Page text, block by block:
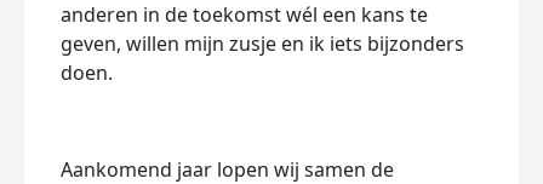
anderen in de toekomst wél een kans te
geven, willen mijn zusje en ik iets bijzonders
doen.
Aankomend jaar lopen wij samen de